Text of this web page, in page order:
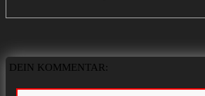
DEIN KOMMENTAR: